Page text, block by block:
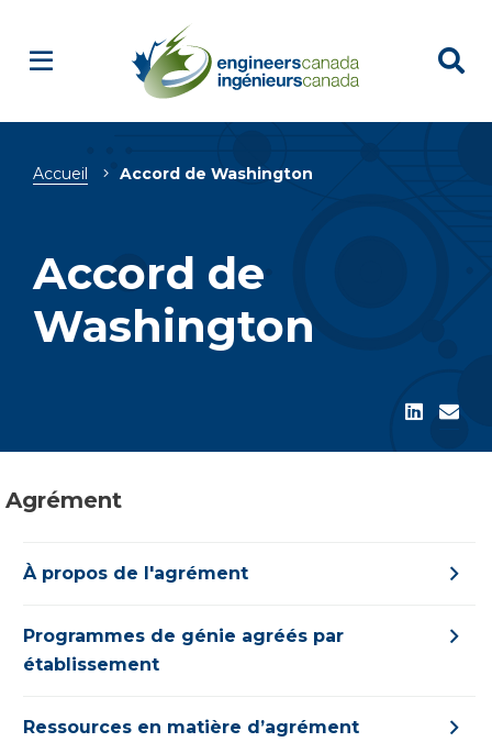
Fil
Accueil Accord de Washington
Accord de
Washington
Agrément
À propos de l'agrément
Programmes de génie agréés par
établissement
Ressources en matière d’agrément